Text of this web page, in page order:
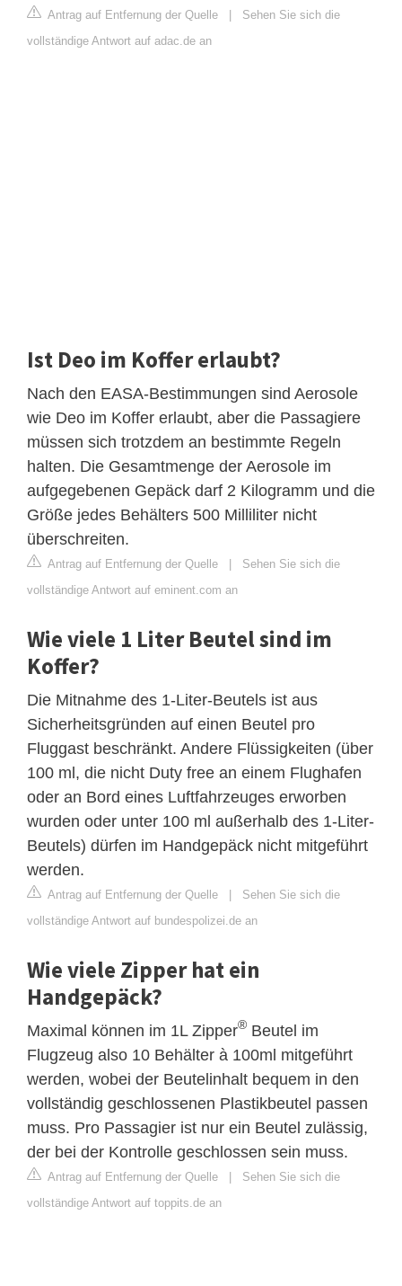
Antrag auf Entfernung der Quelle | Sehen Sie sich die
vollständige Antwort auf adac.de an
Ist Deo im Koffer erlaubt?
Nach den EASA-Bestimmungen sind Aerosole
wie Deo im Koffer erlaubt, aber die Passagiere
müssen sich trotzdem an bestimmte Regeln
halten. Die Gesamtmenge der Aerosole im
aufgegebenen Gepäck darf 2 Kilogramm und die
Größe jedes Behälters 500 Milliliter nicht
überschreiten.
Antrag auf Entfernung der Quelle | Sehen Sie sich die
vollständige Antwort auf eminent.com an
Wie viele 1 Liter Beutel sind im
Koffer?
Die Mitnahme des 1-Liter-Beutels ist aus
Sicherheitsgründen auf einen Beutel pro
Fluggast beschränkt. Andere Flüssigkeiten (über
100 ml, die nicht Duty free an einem Flughafen
oder an Bord eines Luftfahrzeuges erworben
wurden oder unter 100 ml außerhalb des 1-Liter-
Beutels) dürfen im Handgepäck nicht mitgeführt
werden.
Antrag auf Entfernung der Quelle | Sehen Sie sich die
vollständige Antwort auf bundespolizei.de an
Wie viele Zipper hat ein
Handgepäck?
Maximal können im 1L Zipper® Beutel im
Flugzeug also 10 Behälter à 100ml mitgeführt
werden, wobei der Beutelinhalt bequem in den
vollständig geschlossenen Plastikbeutel passen
muss. Pro Passagier ist nur ein Beutel zulässig,
der bei der Kontrolle geschlossen sein muss.
Antrag auf Entfernung der Quelle | Sehen Sie sich die
vollständige Antwort auf toppits.de an